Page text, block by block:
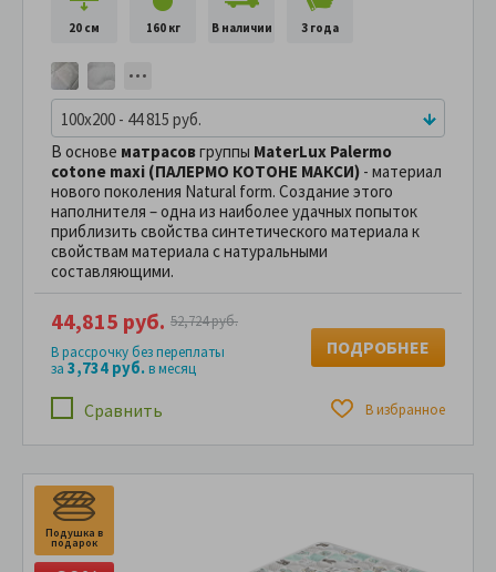
20 см 160 кг В наличии 3 года
100x200 - 44 815 руб.
В основе матрасовгруппы MaterLux Palermo
cotone maxi (ПАЛЕРМО КОТОНЕ МАКСИ) - материал
нового поколения Natural form. Создание этого
наполнителя – одна из наиболее удачных попыток
приблизить свойства синтетического материала к
свойствам материала с натуральными
составляющими.
Сравнить В избранное
44,815 руб. 52,724 руб.
В рассрочку без переплаты
за 3,734 руб.в месяц
ПОДРОБНЕЕ
Подушка в
подарок